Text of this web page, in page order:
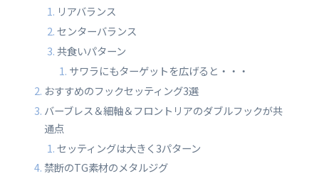
リアバランス
センターバランス
共食いパターン
サワラにもターゲットを広げると・・・
おすすめのフックセッティング3選
バーブレス＆細軸＆フロントリアのダブルフックが共
通点
セッティングは大きく3パターン
禁断のTG素材のメタルジグ